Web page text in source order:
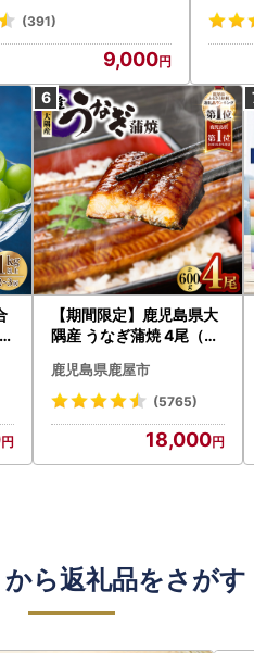
(391)
9,000
【期間限定】鹿児島県大
隅産 うなぎ蒲焼 4尾（60
cp18 うなぎ 鰻 魚 惣菜 総
菜
鹿児島県鹿屋市
(5765)
18,000
ら返礼品をさがす